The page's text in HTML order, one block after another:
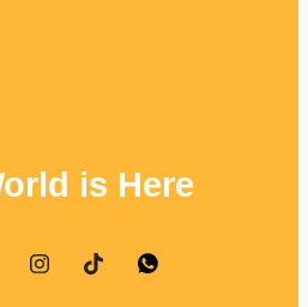
is Here